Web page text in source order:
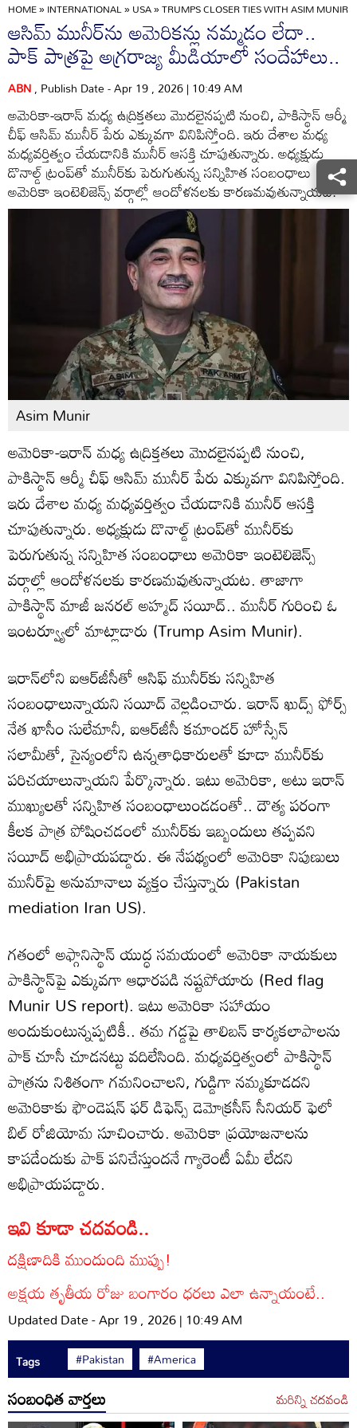
HOME»INTERNATIONAL»USA»TRUMPS CLOSER TIES WITH ASIM MUNIR
ఆసిమ్ మునీర్‌ను అమెరికన్లు నమ్మడం లేదా..
పాక్ పాత్రపై అగ్రరాజ్య మీడియాలో సందేహాలు..
ABN, Publish Date - Apr 19 , 2026 | 10:49 AM
అమెరికా-ఇరాన్ మధ్య ఉద్రిక్తతలు మొదలైనప్పటి నుంచి, పాకిస్థాన్ ఆర్మీ
చీఫ్ ఆసిమ్ మునీర్ పేరు ఎక్కువగా వినిపిస్తోంది. ఇరు దేశాల మధ్య
మధ్యవర్తిత్వం చేయడానికి మునీర్ ఆసక్తి చూపుతున్నారు. అధ్యక్షుడు
డొనాల్డ్ ట్రంప్‌తో మునీర్‌కు పెరుగుతున్న సన్నిహిత సంబంధాలు
అమెరికా ఇంటెలిజెన్స్ వర్గాల్లో ఆందోళనలకు కారణమవుతున్నాయట.
Asim Munir
అమెరికా-ఇరాన్ మధ్య ఉద్రిక్తతలు మొదలైనప్పటి నుంచి,
పాకిస్థాన్ ఆర్మీ చీఫ్ ఆసిమ్ మునీర్ పేరు ఎక్కువగా వినిపిస్తోంది.
ఇరు దేశాల మధ్య మధ్యవర్తిత్వం చేయడానికి మునీర్ ఆసక్తి
చూపుతున్నారు. అధ్యక్షుడు డొనాల్డ్ ట్రంప్‌తో మునీర్‌కు
పెరుగుతున్న సన్నిహిత సంబంధాలు అమెరికా ఇంటెలిజెన్స్
వర్గాల్లో ఆందోళనలకు కారణమవుతున్నాయట. తాజాగా
పాకిస్థాన్ మాజీ జనరల్ అహ్మద్ సయీద్.. మునీర్ గురించి ఓ
ఇంటర్వ్యూలో మాట్లాడారు (Trump Asim Munir).
ఇరాన్‌లోని ఐఆర్‌జీసీతో ఆసిఫ్ మునీర్‌కు సన్నిహిత
సంబంధాలున్నాయని సయీద్ వెల్లడించారు. ఇరాన్ ఖుద్స్ ఫోర్స్
నేత ఖాసీం సులేమానీ, ఐఆర్‌జీసీ కమాండర్ హోస్సేన్
సలామీతో, సైన్యంలోని ఉన్నతాధికారులతో కూడా మునీర్‌కు
పరిచయాలున్నాయని పేర్కొన్నారు. ఇటు అమెరికా, అటు ఇరాన్
ముఖ్యులతో సన్నిహిత సంబంధాలుండడంతో.. దౌత్య పరంగా
కీలక పాత్ర పోషించడంలో మునీర్‌కు ఇబ్బందులు తప్పవని
సయీద్ అభిప్రాయపడ్డారు. ఈ నేపథ్యంలో అమెరికా నిపుణులు
మునీర్‌పై అనుమానాలు వ్యక్తం చేస్తున్నారు (Pakistan
mediation Iran US).
గతంలో అఫ్గానిస్థాన్ యుద్ధ సమయంలో అమెరికా నాయకులు
పాకిస్థాన్‌పై ఎక్కువగా ఆధారపడి నష్టపోయారు (Red flag
Munir US report). ఇటు అమెరికా సహాయం
అందుకుంటున్నప్పటికీ.. తమ గడ్డపై తాలిబన్ కార్యకలాపాలను
పాక్ చూసీ చూడనట్టు వదిలేసింది. మధ్యవర్తిత్వంలో పాకిస్థాన్
పాత్రను నిశితంగా గమనించాలని, గుడ్డిగా నమ్మకూడదని
అమెరికాకు ఫౌండెషన్ ఫర్ డిఫెన్స్ డెమోక్రసీస్ సీనియర్ ఫెలో
బిల్ రోజియోమ సూచించారు. అమెరికా ప్రయోజనాలను
కాపడేందుకు పాక్ పనిచేస్తుందనే గ్యారెంటీ ఏమీ లేదని
అభిప్రాయపడ్డారు.
ఇవి కూడా చదవండి..
దక్షిణాదికి ముందుంది ముప్పు!
అక్షయ తృతీయ రోజు బంగారం ధరలు ఎలా ఉన్నాయంటే..
Updated Date - Apr 19 , 2026 | 10:49 AM
Tags #Pakistan #America
సంబంధిత వార్తలు మరిన్ని చదవండి